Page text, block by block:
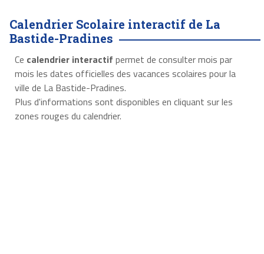
Calendrier Scolaire interactif de La
Bastide-Pradines
Ce calendrier interactif permet de consulter mois par
mois les dates officielles des vacances scolaires pour la
ville de La Bastide-Pradines.
Plus d'informations sont disponibles en cliquant sur les
zones rouges du calendrier.